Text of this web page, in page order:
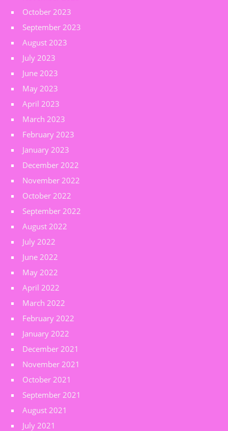
October 2023
September 2023
August 2023
July 2023
June 2023
May 2023
April 2023
March 2023
February 2023
January 2023
December 2022
November 2022
October 2022
September 2022
August 2022
July 2022
June 2022
May 2022
April 2022
March 2022
February 2022
January 2022
December 2021
November 2021
October 2021
September 2021
August 2021
July 2021